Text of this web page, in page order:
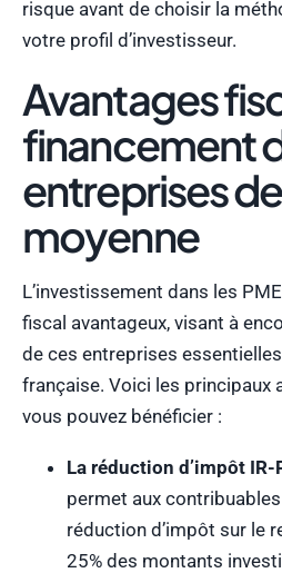
risque avant de choisir la
votre profil d’investisseur.
Avantages
financement
entreprises
moyenne
L’investissement dans les
fiscal avantageux, visant à
de ces entreprises
française. Voici les principaux
vous pouvez bénéficier :
La réduction d’impôt IR-
permet aux
réduction d’impôt sur le
25% des montants